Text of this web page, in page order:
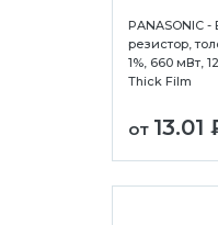
PANASONIC -
резистор,
1%, 660 мВт,
Thick Film
от 13.01